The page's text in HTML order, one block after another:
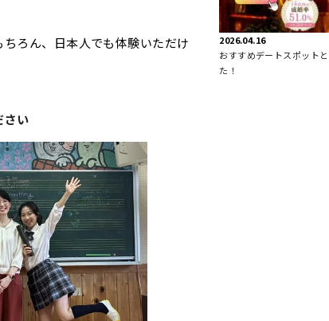
ろん、日本人でも体験いただけ
さい
2026.04.16
おすすめデートスポット
た！